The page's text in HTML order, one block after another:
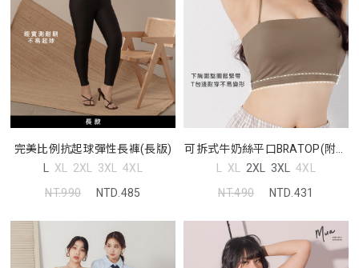
完美比例抗起球彈性長褲(長版)
L XL 2XL 3XL 4XL
NT.990
NTD.485
可拆式牛奶絲平口BRATOP(附胸
墊) Pobra
L XL 2XL 3XL 4XL
NT.490
NTD.431